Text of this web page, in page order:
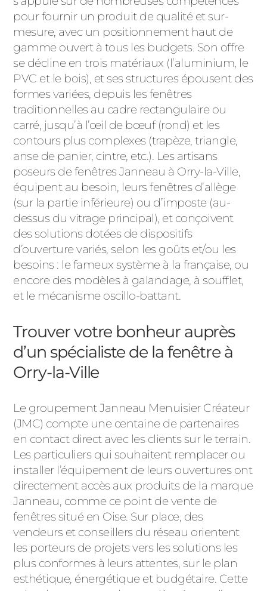
pour fournir un produit de qualité et sur-
mesure, avec un positionnement haut de
gamme ouvert à tous les budgets. Son offre
se décline en trois matériaux (l’aluminium, le
PVC et le bois), et ses structures épousent des
formes variées, depuis les fenêtres
traditionnelles au cadre rectangulaire ou
carré, jusqu’à l’œil de bœuf (rond) et les
contours plus complexes (trapèze, triangle,
anse de panier, cintre, etc.). Les artisans
poseurs de fenêtres Janneau à Orry-la-Ville,
équipent au besoin, leurs fenêtres d’allège
(sur la partie inférieure) ou d’imposte (au-
dessus du vitrage principal), et conçoivent
des solutions dotées de dispositifs
d’ouverture variés, selon les goûts et/ou les
besoins : le fameux système à la française, ou
encore des modèles à galandage, à soufflet,
et le mécanisme oscillo-battant.
Trouver votre bonheur auprès
d’un spécialiste de la fenêtre à
Orry-la-Ville
Le groupement Janneau Menuisier Créateur
(JMC) compte une centaine de partenaires
en contact direct avec les clients sur le terrain.
Les particuliers qui souhaitent remplacer ou
installer l’équipement de leurs ouvertures ont
directement accès aux produits de la marque
Janneau, comme ce point de vente de
fenêtres situé en Oise. Sur place, des
vendeurs et conseillers du réseau orientent
les porteurs de projets vers les solutions les
plus conformes à leurs attentes, sur le plan
esthétique, énergétique et budgétaire. Cette